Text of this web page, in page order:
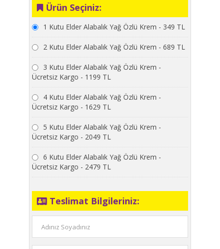
Ürün Seçiniz:
1 Kutu Elder Alabalık Yağ Özlü Krem - 349 TL
2 Kutu Elder Alabalık Yağ Özlü Krem - 689 TL
3 Kutu Elder Alabalık Yağ Özlü Krem -
Ücretsiz Kargo - 1199 TL
4 Kutu Elder Alabalık Yağ Özlü Krem -
Ücretsiz Kargo - 1629 TL
5 Kutu Elder Alabalık Yağ Özlü Krem -
Ücretsiz Kargo - 2049 TL
6 Kutu Elder Alabalık Yağ Özlü Krem -
Ücretsiz Kargo - 2479 TL
Teslimat Bilgileriniz: